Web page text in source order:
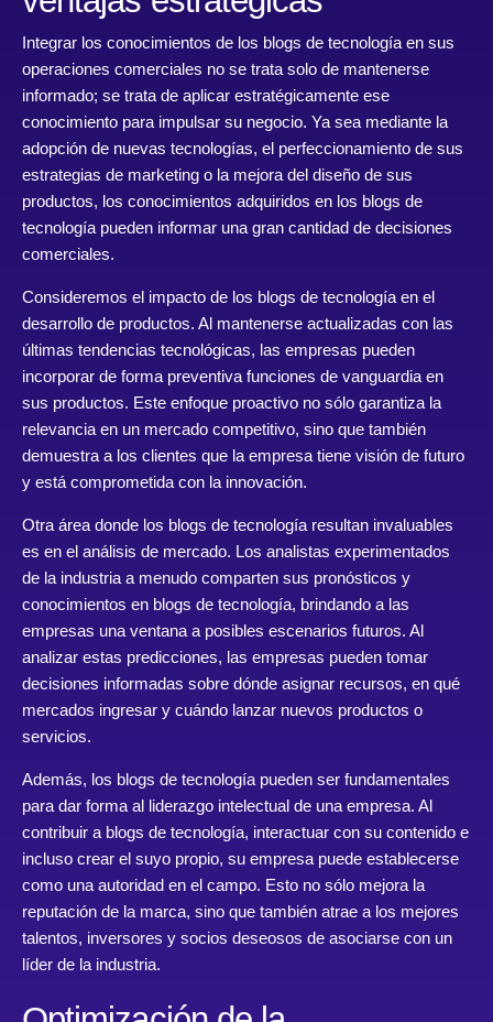
Integrar los conocimientos de los blogs de tecnología en sus
operaciones comerciales no se trata solo de mantenerse
informado; se trata de aplicar estratégicamente ese
conocimiento para impulsar su negocio. Ya sea mediante la
adopción de nuevas tecnologías, el perfeccionamiento de sus
estrategias de marketing o la mejora del diseño de sus
productos, los conocimientos adquiridos en los blogs de
tecnología pueden informar una gran cantidad de decisiones
comerciales.
Consideremos el impacto de los blogs de tecnología en el
desarrollo de productos. Al mantenerse actualizadas con las
últimas tendencias tecnológicas, las empresas pueden
incorporar de forma preventiva funciones de vanguardia en
sus productos. Este enfoque proactivo no sólo garantiza la
relevancia en un mercado competitivo, sino que también
demuestra a los clientes que la empresa tiene visión de futuro
y está comprometida con la innovación.
Otra área donde los blogs de tecnología resultan invaluables
es en el análisis de mercado. Los analistas experimentados
de la industria a menudo comparten sus pronósticos y
conocimientos en blogs de tecnología, brindando a las
empresas una ventana a posibles escenarios futuros. Al
analizar estas predicciones, las empresas pueden tomar
decisiones informadas sobre dónde asignar recursos, en qué
mercados ingresar y cuándo lanzar nuevos productos o
servicios.
Además, los blogs de tecnología pueden ser fundamentales
para dar forma al liderazgo intelectual de una empresa. Al
contribuir a blogs de tecnología, interactuar con su contenido e
incluso crear el suyo propio, su empresa puede establecerse
como una autoridad en el campo. Esto no sólo mejora la
reputación de la marca, sino que también atrae a los mejores
talentos, inversores y socios deseosos de asociarse con un
líder de la industria.